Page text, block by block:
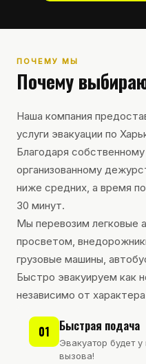
ПОЧЕМУ МЫ
Почему
Наша компания
услуги эвакуации по
Благодаря
организованному
ниже средних, а время
30 минут.
Мы перевозим
просветом,
грузовые машины,
Быстро эвакуируем как
независимо от
01 Быстрая подача
Эвакуатор будет
вызова!